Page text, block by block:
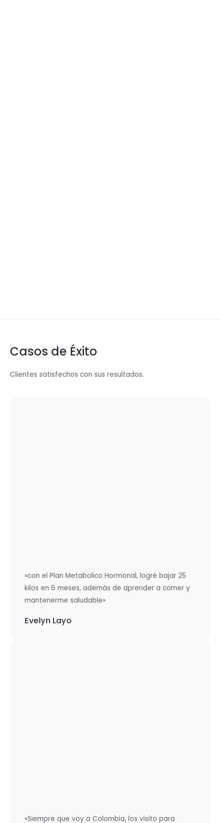
Casos de Éxito
Clientes satisfechos con sus resultados.
«con el Plan Metabolico Hormonal, logré bajar 25
kilos en 6 meses, además de aprender a comer y
mantenerme saludable»
Evelyn Layo
«Siempre que voy a Colombia, los visito para